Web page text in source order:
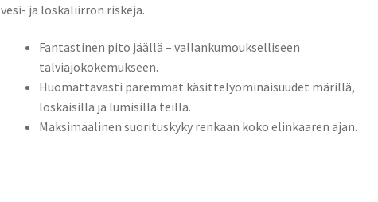
vesi- ja loskaliirron riskejä.
Fantastinen pito jäällä – vallankumoukselliseen
talviajokokemukseen.
Huomattavasti paremmat käsittelyominaisuudet märillä,
loskaisilla ja lumisilla teillä.
Maksimaalinen suorituskyky renkaan koko elinkaaren ajan.